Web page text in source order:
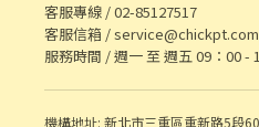
客服專線 /02-85127517
客服信箱 /
服務時間 / 週一 至 週五 09：00 -
機構地址: 新北市三重區重新路5段